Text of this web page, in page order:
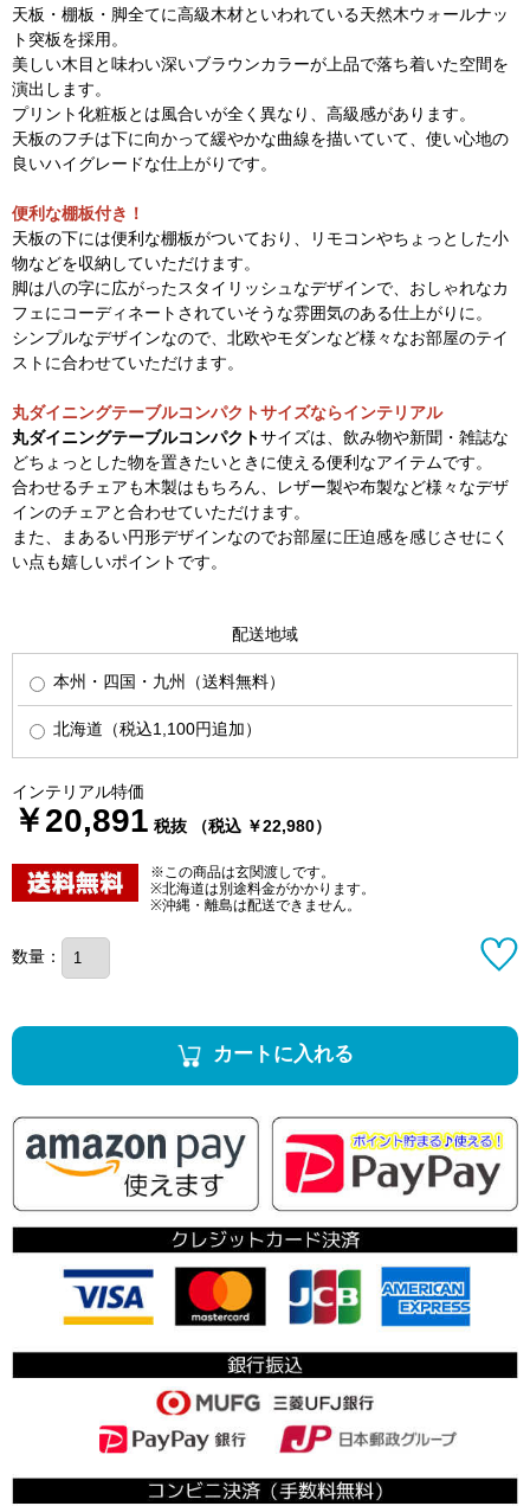
天板・棚板・脚全てに高級木材といわれている天然木ウォールナッ
ト突板を採用。
美しい木目と味わい深いブラウンカラーが上品で落ち着いた空間を
演出します。
プリント化粧板とは風合いが全く異なり、高級感があります。
天板のフチは下に向かって緩やかな曲線を描いていて、使い心地の
良いハイグレードな仕上がりです。
便利な棚板付き！
天板の下には便利な棚板がついており、リモコンやちょっとした小
物などを収納していただけます。
脚は八の字に広がったスタイリッシュなデザインで、おしゃれなカ
フェにコーディネートされていそうな雰囲気のある仕上がりに。
シンプルなデザインなので、北欧やモダンなど様々なお部屋のテイ
ストに合わせていただけます。
丸ダイニングテーブルコンパクトサイズならインテリアル
丸ダイニングテーブルコンパクトサイズは、飲み物や新聞・雑誌な
どちょっとした物を置きたいときに使える便利なアイテムです。
合わせるチェアも木製はもちろん、レザー製や布製など様々なデザ
インのチェアと合わせていただけます。
また、まあるい円形デザインなのでお部屋に圧迫感を感じさせにく
い点も嬉しいポイントです。
配送地域
本州・四国・九州（送料無料）
北海道（税込1,100円追加）
インテリアル特価
￥20,891 税抜 （税込 ￥22,980）
※この商品は玄関渡しです。
※北海道は別途料金がかかります。
※沖縄・離島は配送できません。
数量：
カートに入れる